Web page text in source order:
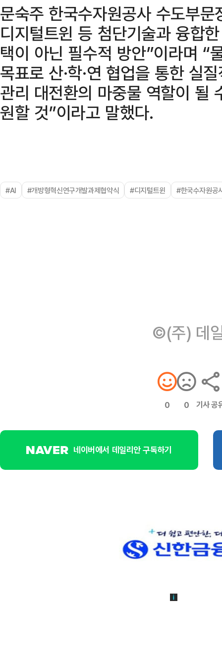
문숙주 한국수자원공사 수도부
디지털트윈 등 첨단기술과 융합
택이 아닌 필수적 방안”이라며 “
목표로 산·학·연 협업을 통한 실
관리 대전환의 마중물 역할이 될
원할 것”이라고 말했다.
#AI #개방형혁신연구개발과제협약식 #디지털트윈 #한국수자원공
©(주) 데
0 0 기사 공
네이버에서 데일리안 구독하기